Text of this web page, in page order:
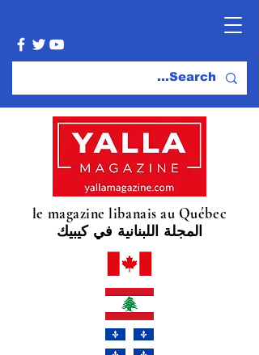
le magazine libanais au Québec
المجلة اللبنانية في كيبيك